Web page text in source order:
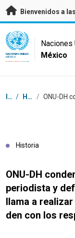
Saltar a contenido
Bienvenidos a
UN Logo
NACIONES UNIDAS
MÉXICO
Naciones
México
Coordenadas
Inicio / Historias /
Historia
ONU-DH
periodista y
llama a
den con los